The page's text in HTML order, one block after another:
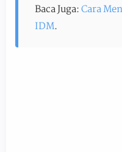
Baca Juga:Cara
IDM.